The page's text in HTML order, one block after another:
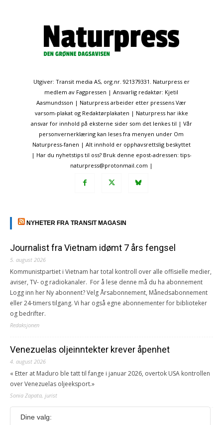
Utgiver: Transit media AS, org.nr. 921379331. Naturpress er
medlem av Fagpressen | Ansvarlig redaktør: Kjetil
Aasmundsson | Naturpress arbeider etter pressens Vær
varsom-plakat og Redaktørplakaten | Naturpress har ikke
ansvar for innhold på eksterne sider som det lenkes til | Vår
personvernerklæring kan leses fra menyen under Om
Naturpress-fanen | Alt innhold er opphavsrettslig beskyttet
| Har du nyhetstips til oss? Bruk denne epost-adressen: tips-
naturpress@protonmail.com |
NYHETER FRA TRANSIT MAGASIN
Journalist fra Vietnam idømt 7 års fengsel
5. august 2026
Kommunistpartiet i Vietnam har total kontroll over alle offisielle medier,
aviser, TV- og radiokanaler. For å lese denne må du ha abonnement
Logg inn her Ny abonnent? Velg Årsabonnement, Månedsabonnement
eller 24-timers tilgang. Vi har også egne abonnementer for biblioteker
og bedrifter.
Redaksjonen
Venezuelas oljeinntekter krever åpenhet
4. august 2026
« Etter at Maduro ble tatt til fange i januar 2026, overtok USA kontrollen
over Venezuelas oljeeksport.»
Sonia Zapata, jurist
117,8 millioner er på flukt, en nedgang fra forrige
Dine valg: